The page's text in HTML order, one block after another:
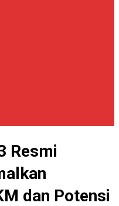
Resmi
dan Potensi